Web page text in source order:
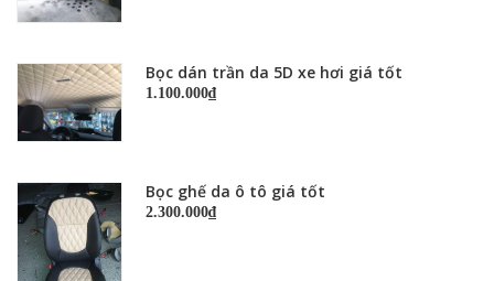
Bọc dán trần da 5D xe hơi giá tốt
1.100.000₫
Bọc ghế da ô tô giá tốt
2.300.000₫